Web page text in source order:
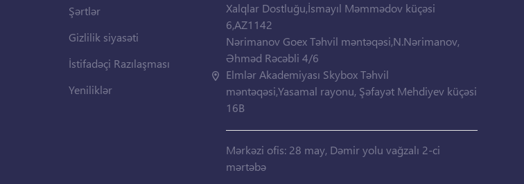
Şərtlər
Gizlilik siyasəti
İstifadəçi Razılaşması
Yeniliklər
Xalqlar Dostluğu,İsmayıl Məmmədov küçəsi
6,AZ1142
Nərimanov Goex Təhvil məntəqəsi,N.Nərimanov,
Əhməd Rəcəbli 4/6
Elmlər Akademiyası Skybox Təhvil
məntəqəsi,Yasamal rayonu, Şəfayət Mehdiyev küçəsi
16B
Mərkəzi ofis: 28 may, Dəmir yolu vağzalı 2-ci
mərtəbə